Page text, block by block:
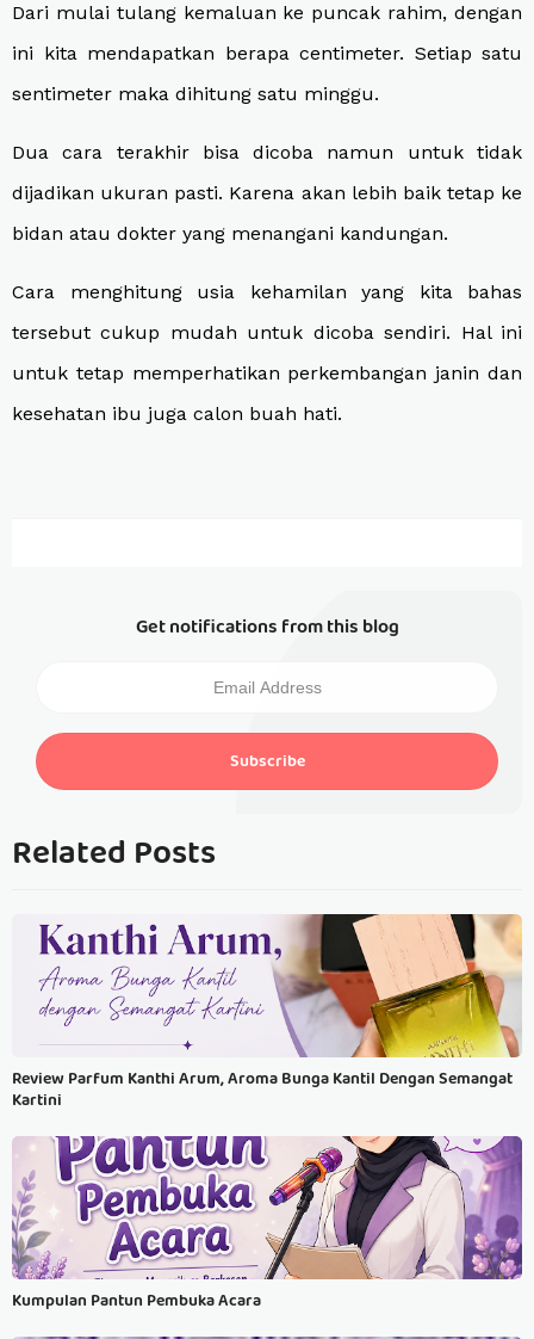
Dari mulai tulang kemaluan ke puncak rahim, dengan
ini kita mendapatkan berapa centimeter. Setiap satu
sentimeter maka dihitung satu minggu.
Dua cara terakhir bisa dicoba namun untuk tidak
dijadikan ukuran pasti. Karena akan lebih baik tetap ke
bidan atau dokter yang menangani kandungan.
Cara menghitung usia kehamilan yang kita bahas
tersebut cukup mudah untuk dicoba sendiri. Hal ini
untuk tetap memperhatikan perkembangan janin dan
kesehatan ibu juga calon buah hati.
Get notifications from this blog
Subscribe
Related Posts
Review Parfum Kanthi Arum, Aroma Bunga Kantil Dengan Semangat
Kartini
Kumpulan Pantun Pembuka Acara